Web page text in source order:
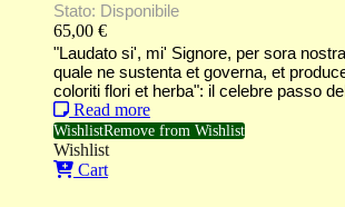
Stato: Disponibile
65,00 €
"Laudato si', mi' Signore, per sora
quale ne sustenta et governa, et
coloriti flori et herba": il celebre passo
Read more
WishlistRemove from Wishlist
Wishlist
Cart